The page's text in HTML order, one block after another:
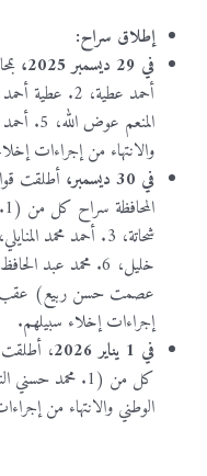
إطلاق سراح:
في 29 ديسمبر 2025،
المنعم
والانتهاء من إجراءات
في 30 ديسمبر،
أطلقت
عصمت حسن ربيع) عقب
إجراءات إخلاء سبيلهم.
في 1 يناير 2026
،
الوطني والانتهاء من